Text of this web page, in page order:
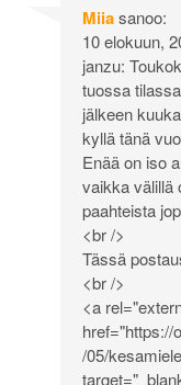
Miiasanoo:
10 elokuun,
janzu:
tuossa
jälkeen
kyllä tänä
Enää on iso
vaikka välillä
paahteista
<br />
Tässä
<br />
<a
href="https://
/05/